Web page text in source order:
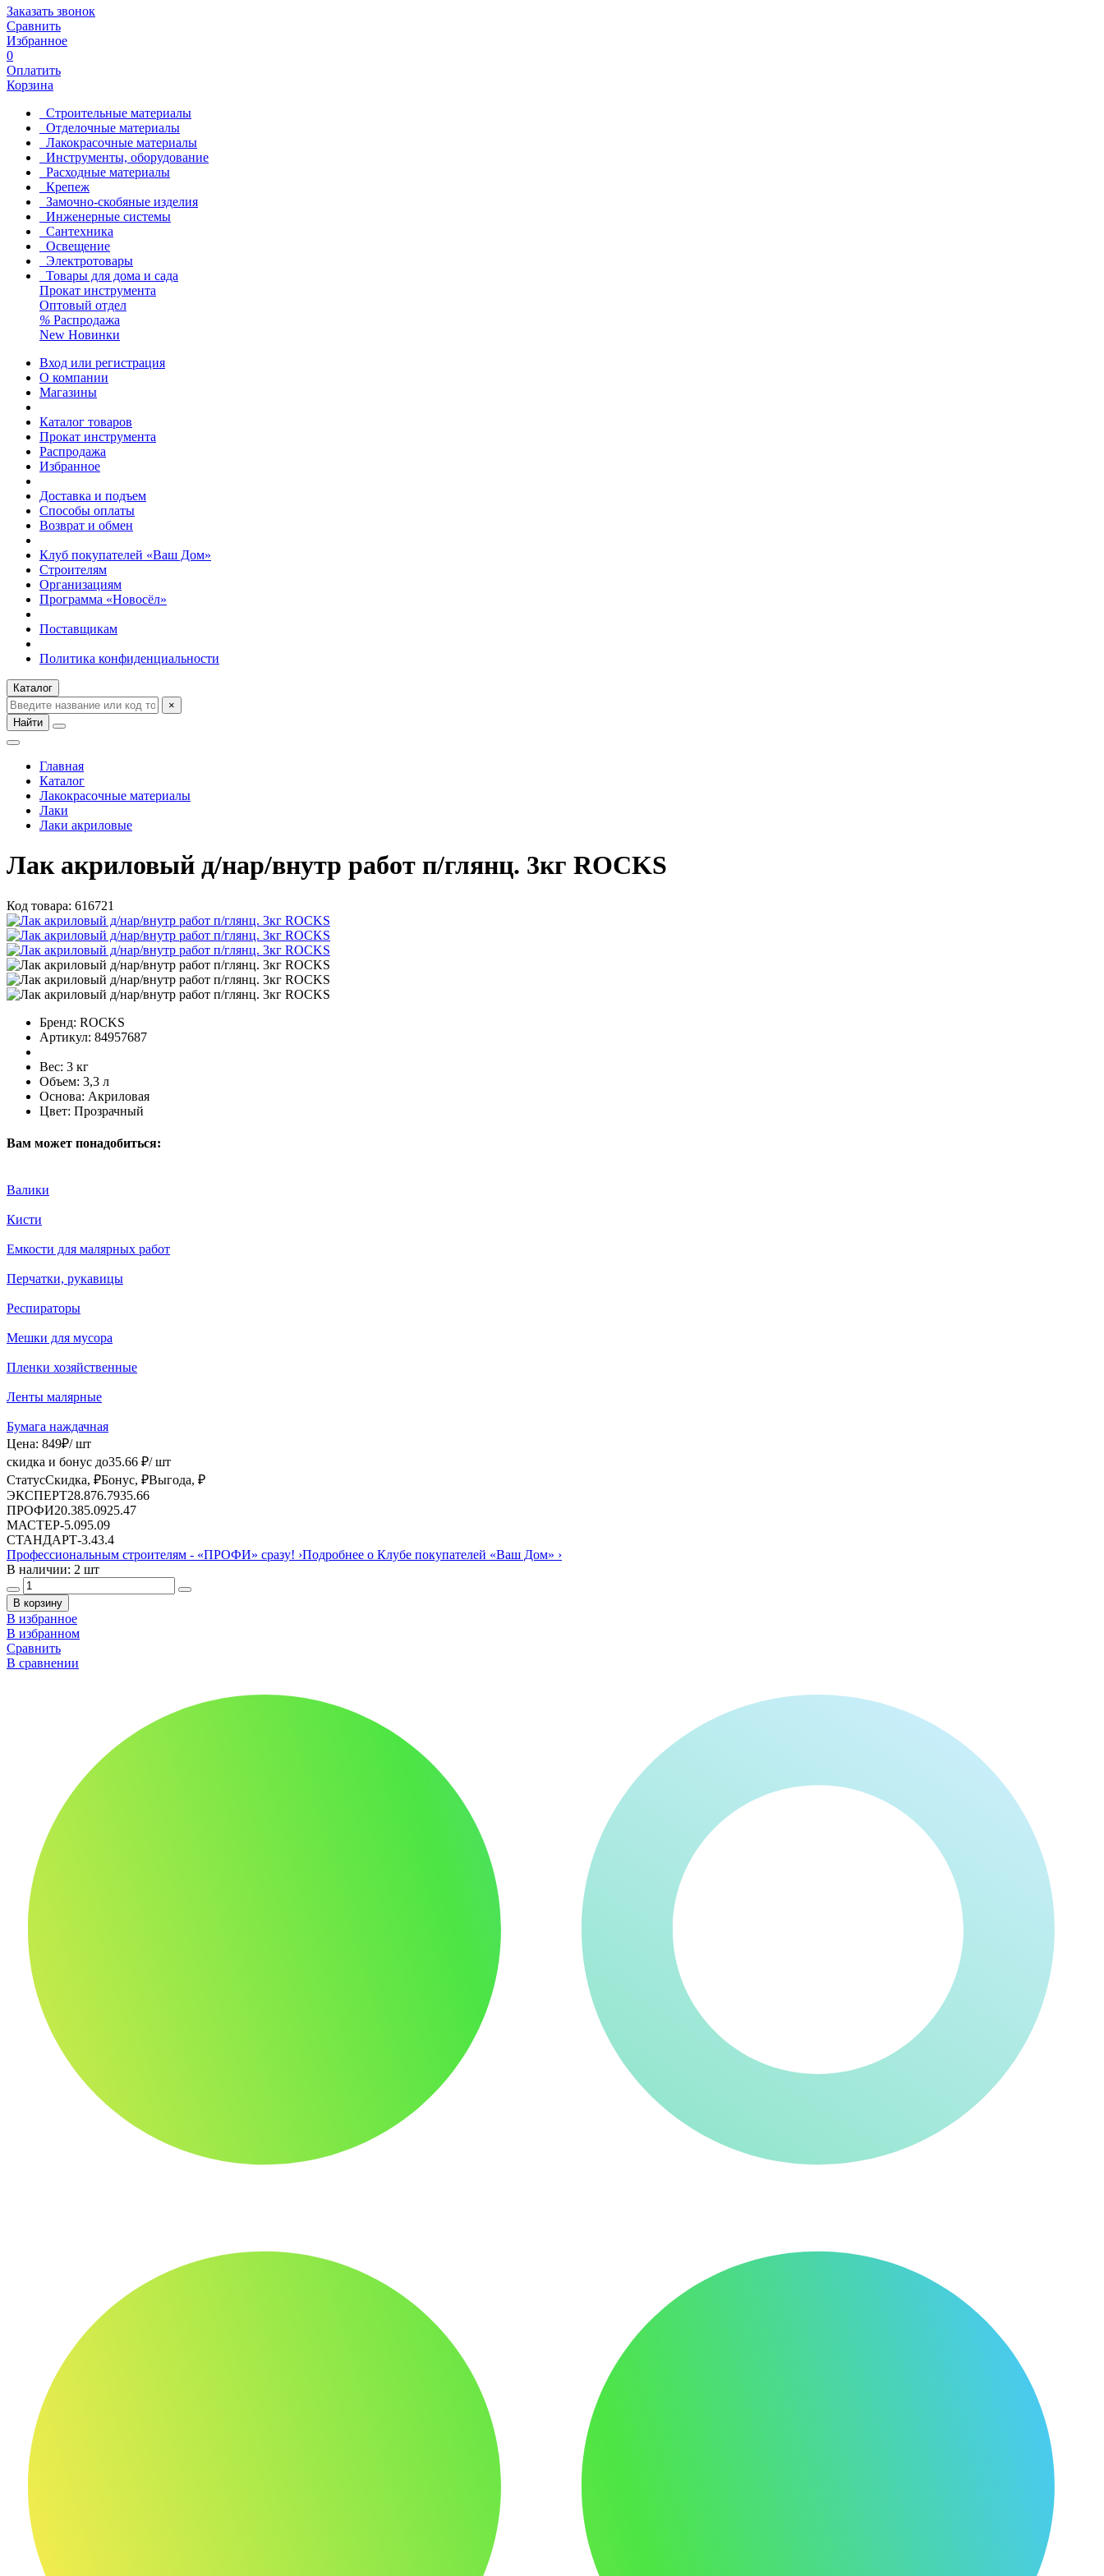
Заказать звонок
Сравнить
Избранное
0
Оплатить
Корзина
Строительные материалы
Отделочные материалы
Лакокрасочные материалы
Инструменты, оборудование
Расходные материалы
Крепеж
Замочно-скобяные изделия
Инженерные системы
Сантехника
Освещение
Электротовары
Товары для дома и сада
Прокат инструмента
Оптовый отдел
% Распродажа
New Новинки
Вход или регистрация
О компании
Магазины
Каталог товаров
Прокат инструмента
Распродажа
Избранное
Доставка и подъем
Способы оплаты
Возврат и обмен
Клуб покупателей «Ваш Дом»
Строителям
Организациям
Программа «Новосёл»
Поставщикам
Политика конфиденциальности
Каталог
×
Найти
Главная
Каталог
Лакокрасочные материалы
Лаки
Лаки акриловые
Лак акриловый д/нар/внутр работ п/глянц. 3кг ROCKS
Код товара: 616721
Бренд: ROCKS
Артикул: 84957687
Вес: 3 кг
Объем: 3,3 л
Основа: Акриловая
Цвет: Прозрачный
Вам может понадобиться:
Валики
Кисти
Емкости для малярных работ
Перчатки, рукавицы
Респираторы
Мешки для мусора
Пленки хозяйственные
Ленты малярные
Бумага наждачная
Цена: 849₽/ шт
скидка и бонус до35.66 ₽/ шт
СтатусСкидка, ₽Бонус, ₽Выгода, ₽
ЭКСПЕРТ28.876.7935.66
ПРОФИ20.385.0925.47
МАСТЕР-5.095.09
СТАНДАРТ-3.43.4
Профессиональным строителям - «ПРОФИ» сразу! ›Подробнее о Клубе покупателей «Ваш Дом» ›
В наличии: 2 шт
В корзину
В избранное
В избранном
Сравнить
В сравнении